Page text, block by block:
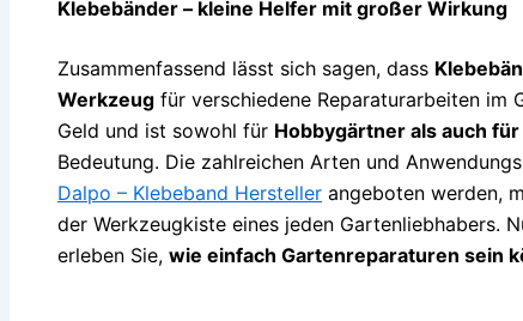
Klebebänder – kleine Helfer mit großer Wirkung
Zusammenfassend lässt sich sagen, dass
Werkzeug für verschiedene Reparaturarbeiten im
Geld und ist sowohl für Hobbygärtner als auch
Bedeutung. Die zahlreichen Arten und
Dalpo – Klebeband Hersteller angeboten werden,
der Werkzeugkiste eines jeden Gartenliebhabers.
erleben Sie, wie einfach Gartenreparaturen sein